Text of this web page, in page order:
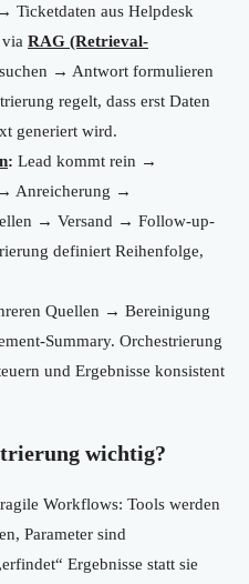
Ticketdaten aus Helpdesk
RAG (Retrieval-
suchen → Antwort formulieren
regelt, dass erst Daten
generiert wird.
: Lead kommt rein →
Anreicherung →
→ Versand → Follow-up-
definiert Reihenfolge,
Quellen → Bereinigung
Summary. Orchestrierung
und Ergebnisse konsistent
wichtig?
Workflows: Tools werden
Parameter sind
Ergebnisse statt sie